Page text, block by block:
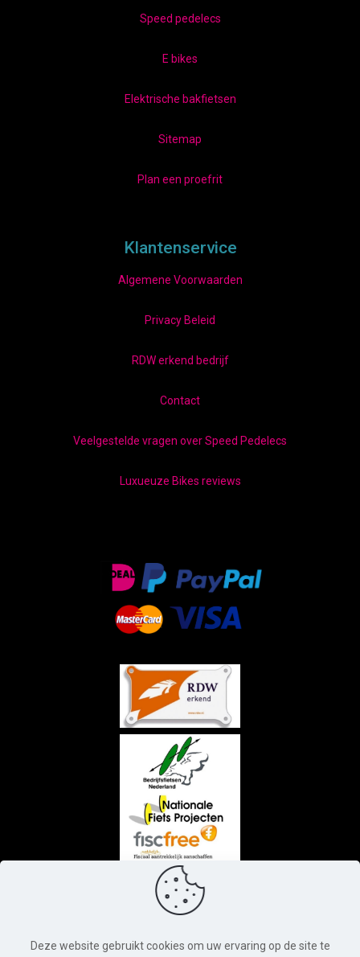
Speed pedelecs
E bikes
Elektrische bakfietsen
Sitemap
Plan een proefrit
Klantenservice
Algemene Voorwaarden
Privacy Beleid
RDW erkend bedrijf
Contact
Veelgestelde vragen over Speed Pedelecs
Luxueuze Bikes reviews
Deze website gebruikt cookies om uw ervaring op de site te